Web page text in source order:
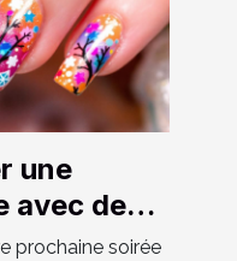
une
avec des
prochaine soirée